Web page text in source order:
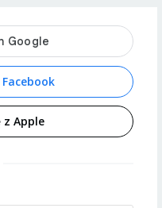
z Apple